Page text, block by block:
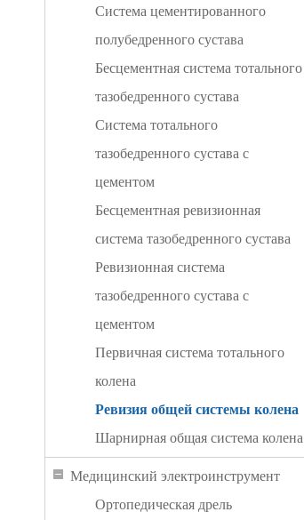
Система цементированного
полубедренного сустава
Бесцементная система тотального
тазобедренного сустава
Система тотального
тазобедренного сустава с
цементом
Бесцементная ревизионная
система тазобедренного сустава
Ревизионная система
тазобедренного сустава с
цементом
Первичная система тотального
колена
Ревизия общей системы колена
Шарнирная общая система колена
Медицинский электроинструмент
Ортопедическая дрель